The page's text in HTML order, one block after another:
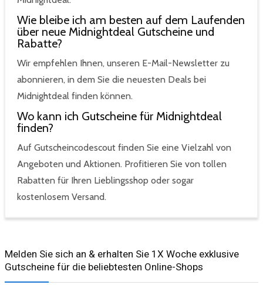
Wie bleibe ich am besten auf dem Laufenden
über neue Midnightdeal Gutscheine und
Rabatte?
Wir empfehlen Ihnen, unseren E-Mail-Newsletter zu
abonnieren, in dem Sie die neuesten Deals bei
Midnightdeal finden können.
Wo kann ich Gutscheine für Midnightdeal
finden?
Auf Gutscheincodescout finden Sie eine Vielzahl von
Angeboten und Aktionen. Profitieren Sie von tollen
Rabatten für Ihren Lieblingsshop oder sogar
kostenlosem Versand.
Melden Sie sich an & erhalten Sie 1X Woche exklusive
Gutscheine für die beliebtesten Online-Shops​